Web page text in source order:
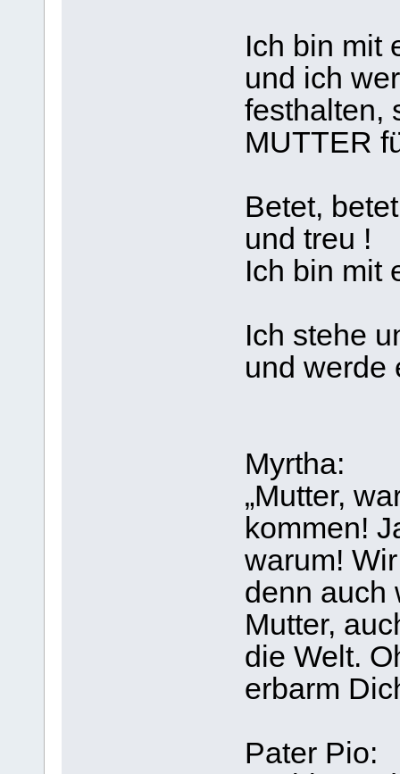
Ich bin mit
und ich
festhalten,
MUTTER
Betet,
und treu !
Ich bin mit
Ich stehe
und werde
Myrtha:
„Mutter,
kommen!
warum!
denn auch
Mutter,
die Welt.
erbarm
Pater Pio: